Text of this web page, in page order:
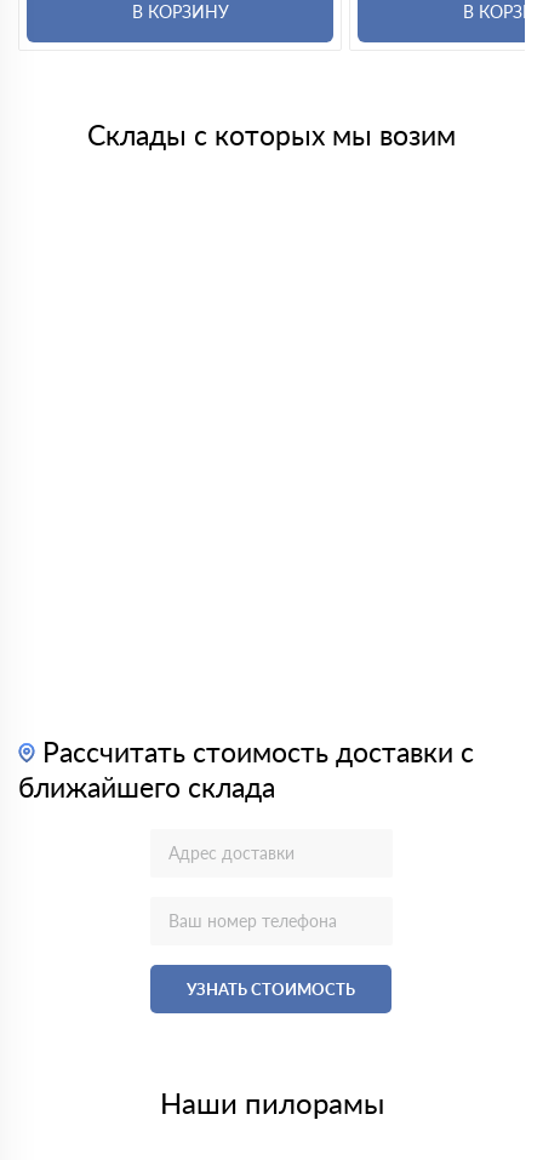
В КОРЗИНУ В
Склады с которых мы возим
Рассчитать стоимость доставки с
ближайшего склада
УЗНАТЬ СТОИМОСТЬ
Наши пилорамы